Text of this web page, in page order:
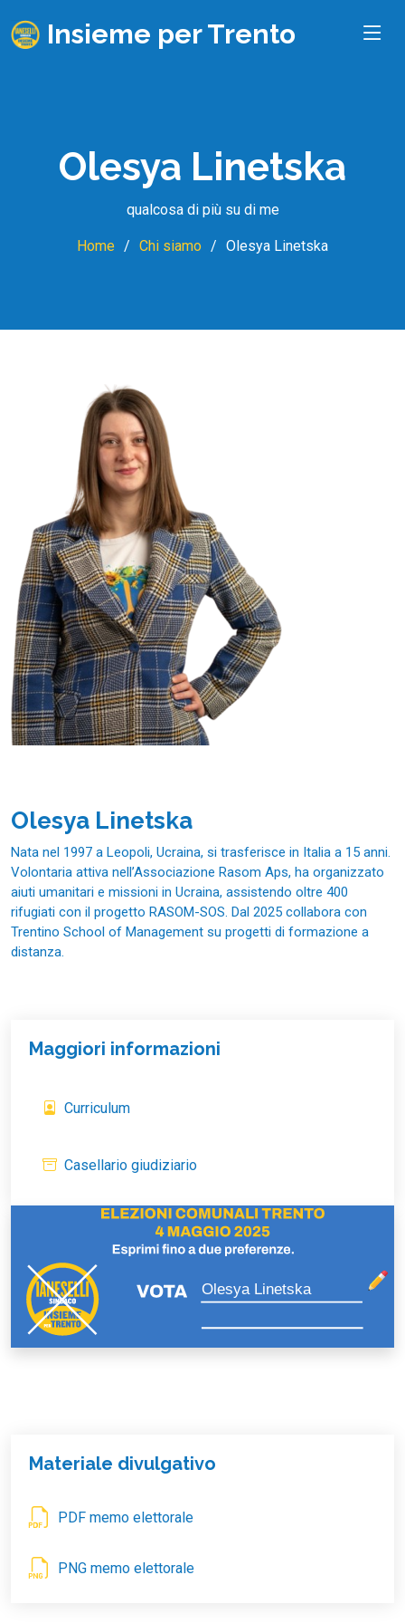
Insieme per Trento
Olesya Linetska
qualcosa di più su di me
Home Chi siamo Olesya Linetska
Olesya Linetska
Nata nel 1997 a Leopoli, Ucraina, si trasferisce in Italia a 15 anni.
Volontaria attiva nell’Associazione Rasom Aps, ha organizzato
aiuti umanitari e missioni in Ucraina, assistendo oltre 400
rifugiati con il progetto RASOM-SOS. Dal 2025 collabora con
Trentino School of Management su progetti di formazione a
distanza.
Maggiori informazioni
Curriculum
Casellario giudiziario
Olesya Linetska
Materiale divulgativo
PDF memo elettorale
PNG memo elettorale